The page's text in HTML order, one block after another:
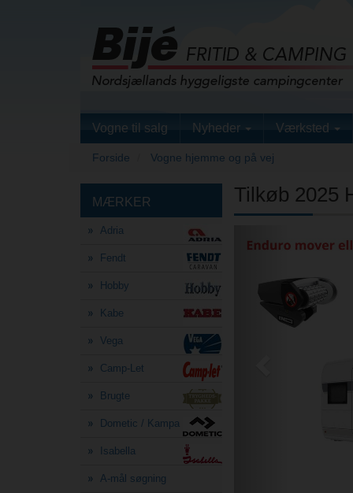
Vogne til salg Nyheder Værksted
Forside Vogne hjemme og på vej
Tilkøb 2025
MÆRKER
Adria
Fendt
Hobby
Kabe
Vega
Camp-Let
Brugte
Dometic / Kampa
Isabella
A-mål søgning